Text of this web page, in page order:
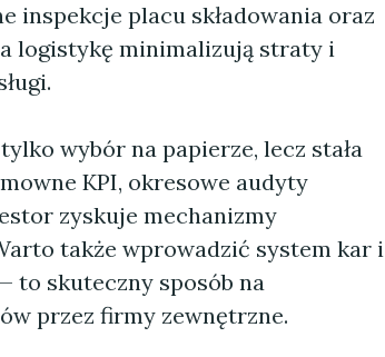
inspekcje placu składowania oraz
logistykę minimalizują straty i
wybór na papierze, lecz stała
KPI, okresowe audyty
zyskuje mechanizmy
także wprowadzić system kar i
to skuteczny sposób na
przez firmy zewnętrzne.